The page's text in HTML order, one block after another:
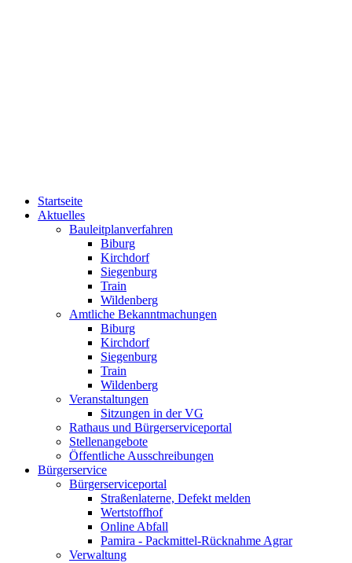
Startseite
Aktuelles
Bauleitplanverfahren
Biburg
Kirchdorf
Siegenburg
Train
Wildenberg
Amtliche Bekanntmachungen
Biburg
Kirchdorf
Siegenburg
Train
Wildenberg
Veranstaltungen
Sitzungen in der VG
Rathaus und Bürgerserviceportal
Stellenangebote
Öffentliche Ausschreibungen
Bürgerservice
Bürgerserviceportal
Straßenlaterne, Defekt melden
Wertstoffhof
Online Abfall
Pamira - Packmittel-Rücknahme Agrar
Verwaltung